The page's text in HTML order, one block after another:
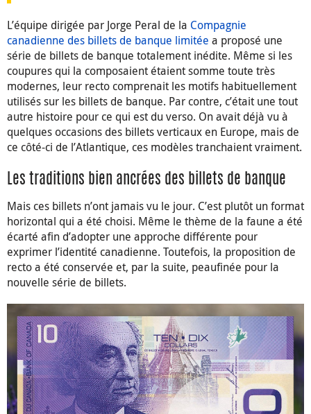
L’équipe dirigée par Jorge Peral de la Compagnie
canadienne des billets de banque limitée a proposé une
série de billets de banque totalement inédite. Même si les
coupures qui la composaient étaient somme toute très
modernes, leur recto comprenait les motifs habituellement
utilisés sur les billets de banque. Par contre, c’était une tout
autre histoire pour ce qui est du verso. On avait déjà vu à
quelques occasions des billets verticaux en Europe, mais de
ce côté-ci de l’Atlantique, ces modèles tranchaient vraiment.
Les traditions bien ancrées des billets de banque
Mais ces billets n’ont jamais vu le jour. C’est plutôt un format
horizontal qui a été choisi. Même le thème de la faune a été
écarté afin d’adopter une approche différente pour
exprimer l’identité canadienne. Toutefois, la proposition de
recto a été conservée et, par la suite, peaufinée pour la
nouvelle série de billets.